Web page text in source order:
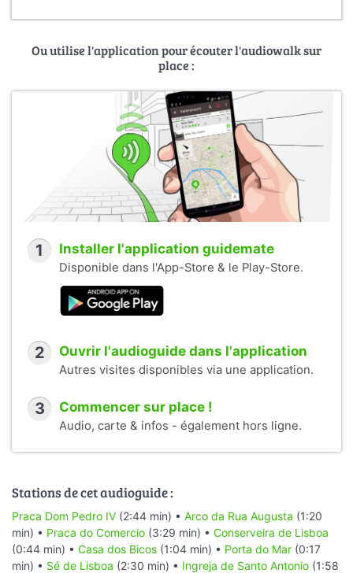
Ou utilise l'application pour écouter l'audiowalk sur
place :
1 Installer l'application guidemate
Disponible dans l'App-Store & le Play-Store.
2 Ouvrir l'audioguide dans l'application
Autres visites disponibles via une application.
3 Commencer sur place !
Audio, carte & infos - également hors ligne.
Stations de cet audioguide :
Praca Dom Pedro IV (2:44 min) • Arco da Rua Augusta (1:20
min) • Praca do Comercio (3:29 min) • Conserveira de Lisboa
(0:44 min) • Casa dos Bicos (1:04 min) • Porta do Mar (0:17
min) • Sé de Lisboa (2:30 min) • Ingreja de Santo Antonio (1:58